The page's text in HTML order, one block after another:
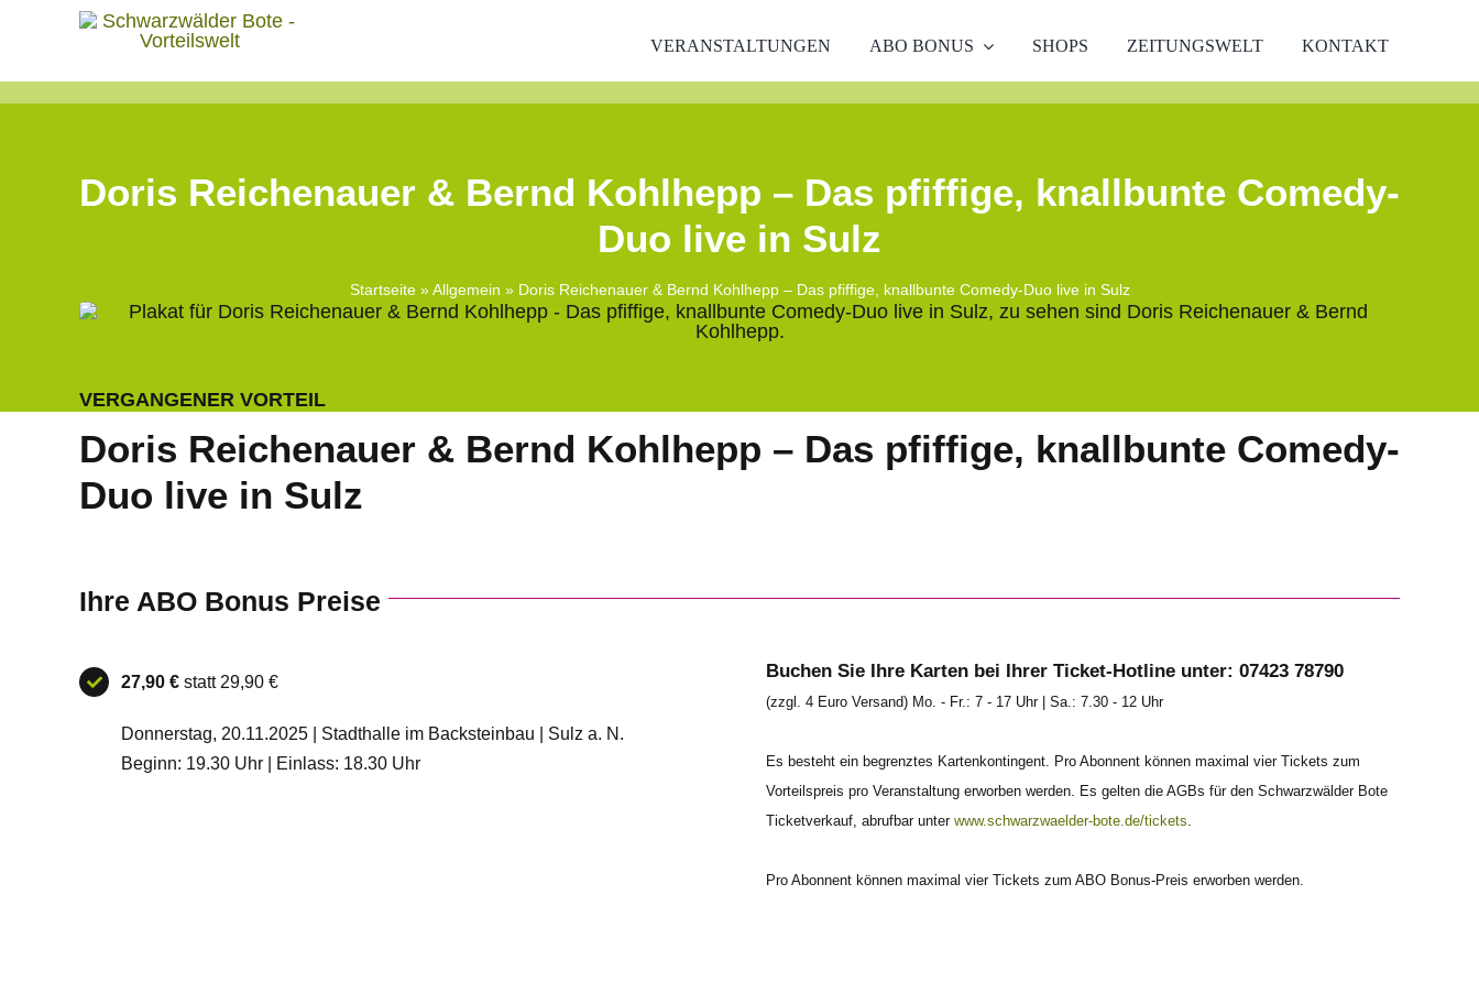
VERANSTALTUNGEN ABO BONUS SHOPS ZEITUNGSWELT KONTAKT
Doris Reichenauer & Bernd Kohlhepp – Das pfiffige, knallbunte Comedy-
Duo live in Sulz
Startseite»Allgemein » Doris Reichenauer & Bernd Kohlhepp – Das pfiffige, knallbunte Comedy-Duo live in Sulz
VERGANGENER VORTEIL
Doris Reichenauer & Bernd Kohlhepp – Das pfiffige, knallbunte Comedy-
Duo live in Sulz
Ihre ABO Bonus Preise
27,90 €statt 29,90 €
Donnerstag, 20.11.2025 | Stadthalle im Backsteinbau | Sulz a. N.
Beginn: 19.30 Uhr | Einlass: 18.30 Uhr
Buchen Sie Ihre Karten bei Ihrer Ticket-Hotline unter: 07423 78790
(zzgl. 4 Euro Versand) Mo. - Fr.: 7 - 17 Uhr | Sa.: 7.30 - 12 Uhr
Es besteht ein begrenztes Kartenkontingent. Pro Abonnent können maximal vier Tickets zum
Vorteilspreis pro Veranstaltung erworben werden. Es gelten die AGBs für den Schwarzwälder Bote
Ticketverkauf, abrufbar unter www.schwarzwaelder-bote.de/tickets.
Pro Abonnent können maximal vier Tickets zum ABO Bonus-Preis erworben werden.